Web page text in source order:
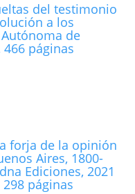
del testimonio
a los
de
466 páginas
forja de la opinión
Aires, 1800-
Ediciones, 2021
páginas